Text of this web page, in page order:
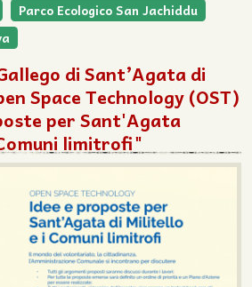
Parco Ecologico San Jachiddu
di Sant’Agata di
Space Technology (OST)
per Sant'Agata
limitrofi"